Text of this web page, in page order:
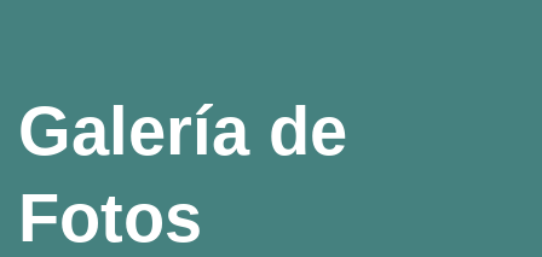
Galería de
Fotos